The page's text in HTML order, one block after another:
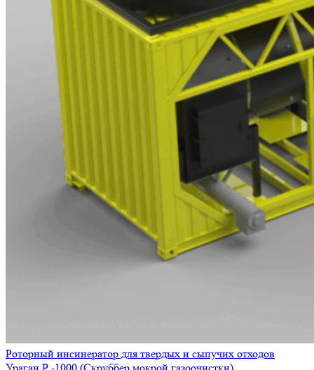
Роторный инсинератор для твердых и сыпучих отходов